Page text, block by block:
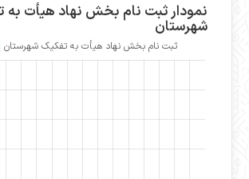
نمودار ثبت نام بخش نهاد هیأت به
شهرستان